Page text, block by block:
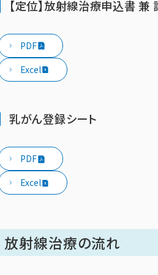
【定位】放射線治療申込書
PDF
Excel
乳がん登録シート
PDF
Excel
放射線治療の流れ